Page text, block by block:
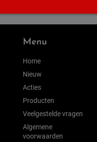
Menu
Home
Nieuw
Acties
Producten
Veelgestelde vragen
Algemene
voorwaarden